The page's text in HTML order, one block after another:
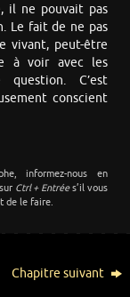
il ne pouvait pas
Le fait de ne pas
vivant, peut-être
à voir avec les
C’est
conscient
informez-nous en
Ctrl + Entrées’il vous
de le faire.
Chapitre suivant